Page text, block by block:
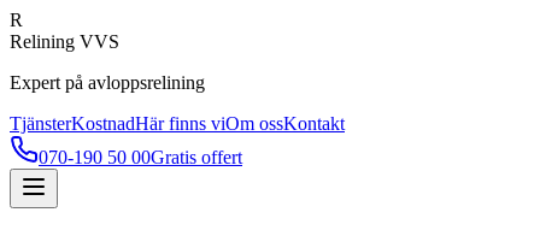
R
Relining VVS
Expert på avloppsrelining
TjänsterKostnadHär finns viOm ossKontakt
070-190 50 00Gratis offert